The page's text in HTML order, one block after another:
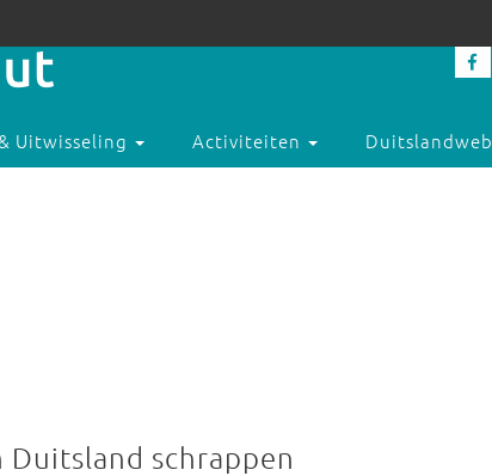
Uitwisseling Activiteiten Duitslandweb
schrappen